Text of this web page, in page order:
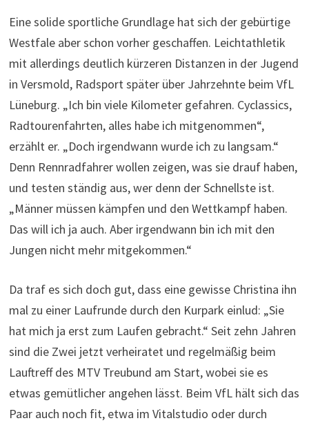
Eine solide sportliche Grundlage hat sich der gebürtige
Westfale aber schon vorher geschaffen. Leichtathletik
mit allerdings deutlich kürzeren Distanzen in der Jugend
in Versmold, Radsport später über Jahrzehnte beim VfL
Lüneburg. „Ich bin viele Kilometer gefahren. Cyclassics,
Radtourenfahrten, alles habe ich mitgenommen“,
erzählt er. „Doch irgendwann wurde ich zu langsam.“
Denn Rennradfahrer wollen zeigen, was sie drauf haben,
und testen ständig aus, wer denn der Schnellste ist.
„Männer müssen kämpfen und den Wettkampf haben.
Das will ich ja auch. Aber irgendwann bin ich mit den
Jungen nicht mehr mitgekommen.“
Da traf es sich doch gut, dass eine gewisse Christina ihn
mal zu einer Laufrunde durch den Kurpark einlud: „Sie
hat mich ja erst zum Laufen gebracht.“ Seit zehn Jahren
sind die Zwei jetzt verheiratet und regelmäßig beim
Lauftreff des MTV Treubund am Start, wobei sie es
etwas gemütlicher angehen lässt. Beim VfL hält sich das
Paar auch noch fit, etwa im Vitalstudio oder durch